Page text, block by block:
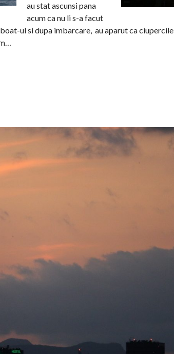
au stat ascunsi pana
acum ca nu li s-a facut
ul si dupa imbarcare, au aparut ca